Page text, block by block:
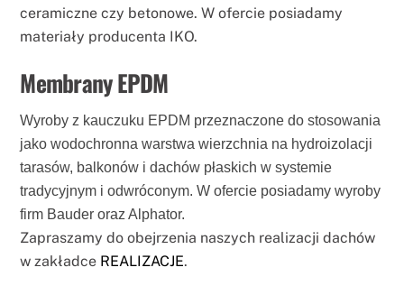
ceramiczne czy betonowe. W ofercie posiadamy
materiały producenta IKO.
Membrany EPDM
Wyroby z kauczuku EPDM przeznaczone do stosowania
jako wodochronna warstwa wierzchnia na hydroizolacji
tarasów, balkonów i dachów płaskich w systemie
tradycyjnym i odwróconym. W ofercie posiadamy wyroby
firm Bauder oraz Alphator.
Zapraszamy do obejrzenia naszych realizacji dachów
w zakładce REALIZACJE.